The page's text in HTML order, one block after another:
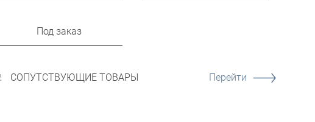
Под заказ
СОПУТСТВУЮЩИЕ ТОВАРЫ Перейти